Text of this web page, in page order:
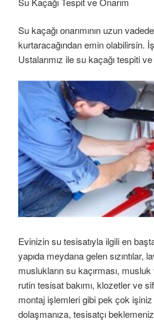
Su kaçağı onarımının uzun
kurtaracağından emin olabilirsin.
Ustalarımız ile su kaçağı tespiti ve
Evinizin su tesisatıyla ilgili en
yapıda meydana gelen sızıntılar,
muslukların su kaçırması,
rutin tesisat bakımı, klozetler ve
montaj işlemleri gibi pek çok işiniz
dolaşmanıza, tesisatçı